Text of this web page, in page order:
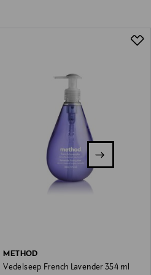
METHOD
Vedelseep French Lavender 354 ml